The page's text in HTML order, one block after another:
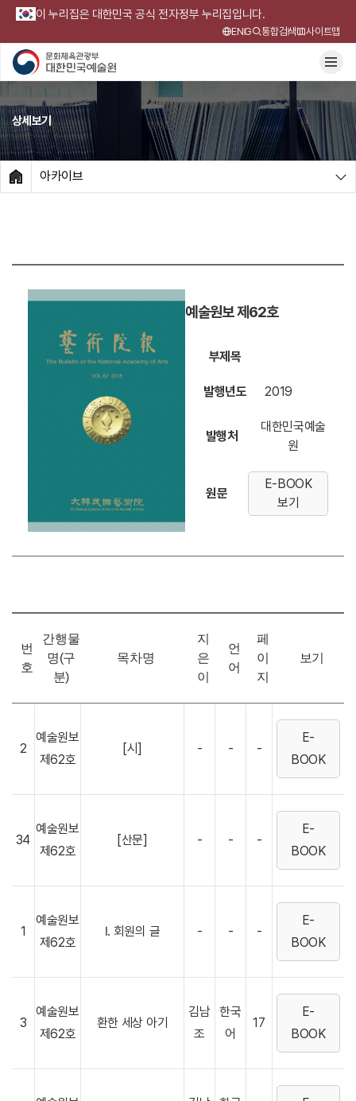
이 누리집은 대한민국 공식 전자정부 누리집입니다.
ENG 통합검색 사이트맵
상세보기
HOME
아카이브
예술원보 제62호
부제목
발행년도 2019
발행처
대한민국예술
원
원문
E-BOOK
보기
번
호
간행물
명(구
분)
목차명
지
은
이
언
어
페
이
지
보기
2
예술원보
제62호
[시] - - -
E-
BOOK
34
예술원보
제62호
[산문] - - -
E-
BOOK
1
예술원보
제62호
Ⅰ. 회원의 글 - - -
E-
BOOK
3
예술원보
제62호
환한 세상 아기
김남
조
한국
어
17
E-
BOOK